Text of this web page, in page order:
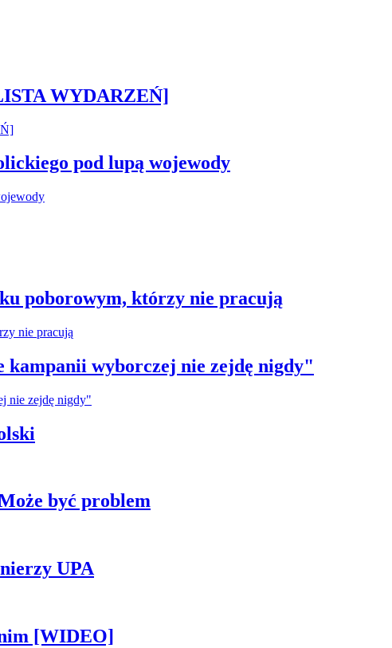
WYDARZEŃ]
pod lupą wojewody
poborowym, którzy nie pracują
kampanii wyborczej nie zejdę nigdy"
być problem
UPA
[WIDEO]